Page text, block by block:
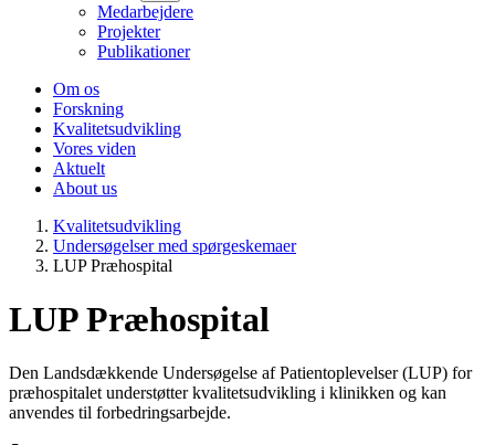
Medarbejdere
Projekter
Publikationer
Om os
Forskning
Kvalitetsudvikling
Vores viden
Aktuelt
About us
Kvalitetsudvikling
Undersøgelser med spørgeskemaer
LUP Præhospital
LUP Præhospital
Den Landsdækkende Undersøgelse af Patientoplevelser (LUP) for
præhospitalet understøtter kvalitetsudvikling i klinikken og kan
anvendes til forbedringsarbejde.